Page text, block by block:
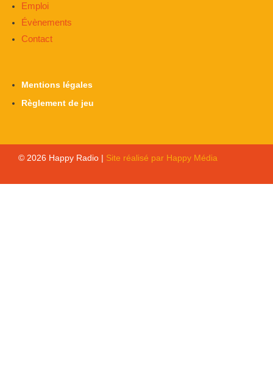
Emploi
Évènements
Contact
Mentions légales
Règlement de jeu
© 2026 Happy Radio | Site réalisé par Happy Média